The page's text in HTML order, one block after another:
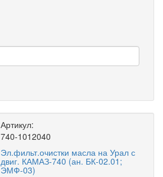
Артикул:
740-1012040
Эл.фильт.очистки масла на Урал с
двиг. КАМАЗ-740 (ан. БК-02.01;
ЭМФ-03)